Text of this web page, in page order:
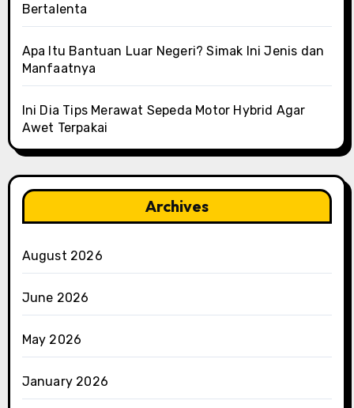
Bertalenta
Apa Itu Bantuan Luar Negeri? Simak Ini Jenis dan
Manfaatnya
Ini Dia Tips Merawat Sepeda Motor Hybrid Agar
Awet Terpakai
Archives
August 2026
June 2026
May 2026
January 2026